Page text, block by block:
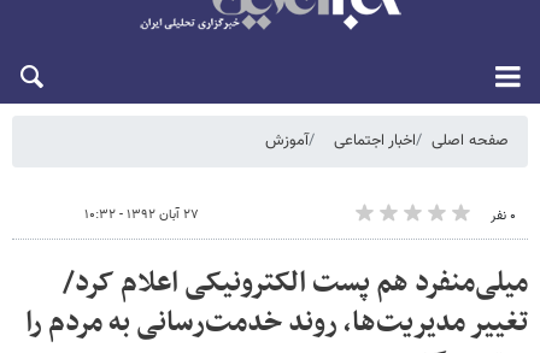
صفحه اصلی اخبار اجتماعی آموزش
۰ نفر ۲۷ آبان ۱۳۹۲ - ۱۰:۳۲
میلی‌منفرد هم پست الکترونیکی اعلام کرد/
تغییر مدیریت‌ها، روند خدمت‌رسانی به مردم را